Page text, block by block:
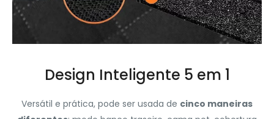
Design Inteligente 5 em 1
Versátil e prática, pode ser usada de cinco maneiras